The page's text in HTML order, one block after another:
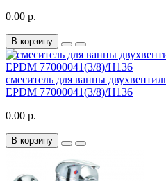
0.00 р.
В корзину
смеситель для ванны
EPDM 77000041(3/8)/Н136
0.00 р.
В корзину